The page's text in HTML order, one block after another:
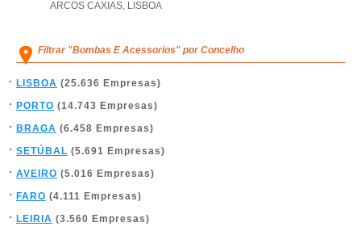
ARCOS CAXIAS, LISBOA
Filtrar "Bombas E Acessorios" por Concelho
LISBOA (25.636 Empresas)
PORTO (14.743 Empresas)
BRAGA (6.458 Empresas)
SETÚBAL (5.691 Empresas)
AVEIRO (5.016 Empresas)
FARO (4.111 Empresas)
LEIRIA (3.560 Empresas)